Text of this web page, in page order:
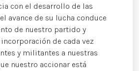
con el desarrollo de las
avance de su lucha conduce
de nuestro partido y
de cada vez
y militantes a nuestras
nuestro accionar está